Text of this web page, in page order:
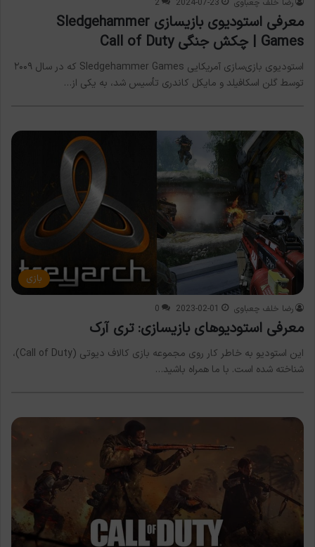
رضا خلف چعباوی 2024-07-23
2
معرفی استودیوی بازیسازی Sledgehammer
Games | چکش جنگی Call of Duty
استودیوی بازی‌سازی آمریکایی Sledgehammer Games که در سال ۲۰۰۹
توسط گلن اسکافیلد و مایکل کاندری تأسیس شد، به یکی از…
بازی
رضا خلف چعباوی 2023-02-01
0
معرفی استودیوهای بازیسازی: تری آرک
این استودیو به خاطر کار روی مجموعه بازی کالاف دیوتی (Call of Duty)،
شناخته شده است. با ما همراه باشید…